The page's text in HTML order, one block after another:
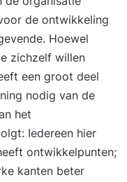
de ontwikkeling
Hoewel
zichzelf willen
een groot deel
nodig van de
het
Iedereen hier
ontwikkelpunten;
kanten beter